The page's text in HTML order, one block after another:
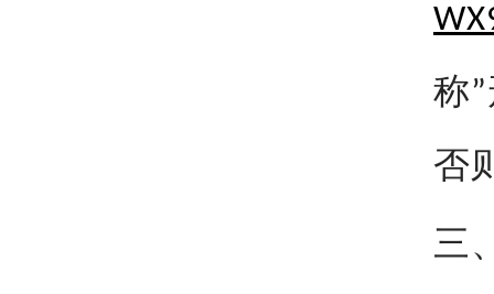
称”
否
三